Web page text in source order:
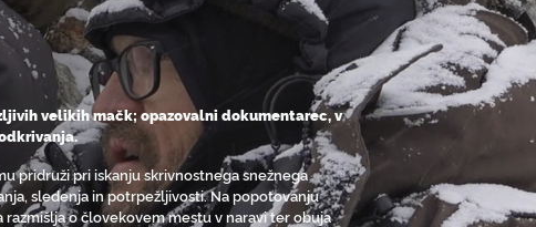
velikih mačk; opazovalni dokumentarec, v
pridruži pri iskanju skrivnostnega snežnega
sledenja in potrpežljivosti. Na popotovanju
o človekovem mestu v naravi ter obuja